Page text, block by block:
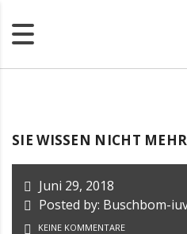
SIE WISSEN NICHT
Juni 29, 2018
Posted by: Buschbom-
KEINE KOMMENTARE